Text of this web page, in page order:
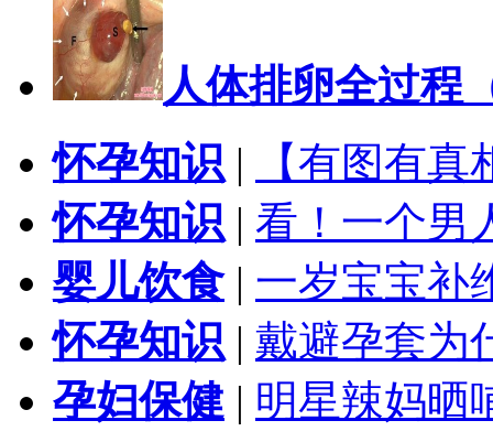
人体排卵全过程
怀孕知识 |
【有图有
怀孕知识 | 看！一个男
婴儿饮食| 一岁宝宝补
怀孕知识 | 戴避孕套为
孕妇保健 | 明星辣妈晒